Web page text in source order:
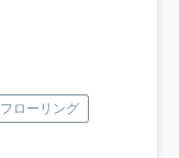
フローリング